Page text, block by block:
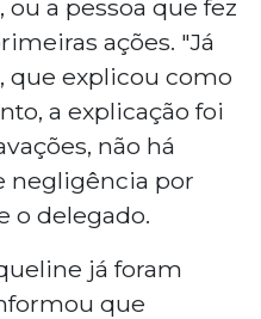
a pessoa que fez
ações. "Já
que explicou como
a explicação foi
não há
negligência por
o delegado.
já foram
que